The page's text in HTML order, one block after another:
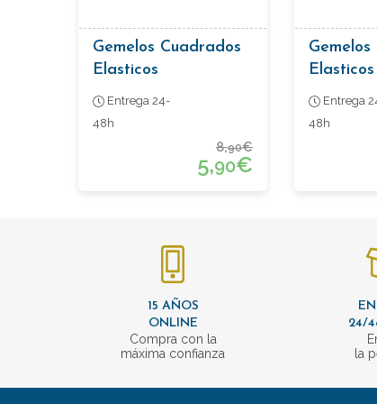
Gemelos Cuadrados
Elasticos
Entrega 24-
48h
8,90€
5,90€
Gemelos
Elasticos
Entrega
48h
15 AÑOS
ONLINE
Compra con la
máxima confianza
24/
la